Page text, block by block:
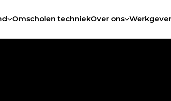
Omscholen techniekOver ons